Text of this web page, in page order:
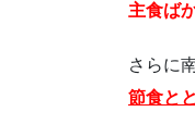
主食ば
さらに
節食と